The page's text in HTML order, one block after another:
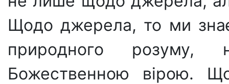
Щодо джере­ла, то ми
природного
Божественною вірою. Що